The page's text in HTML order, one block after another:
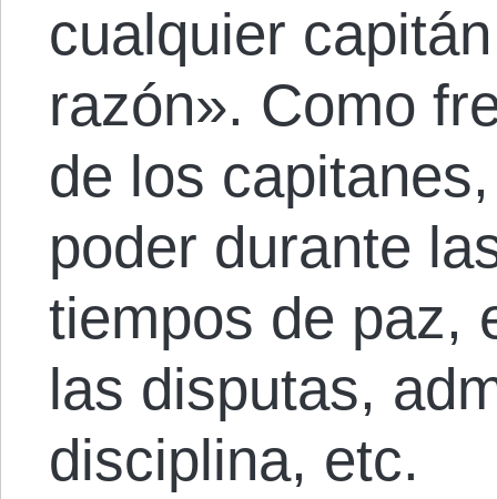
cualquier
razón». Como
de los
poder durante
tiempos de paz,
las disputas,
disciplina, etc.